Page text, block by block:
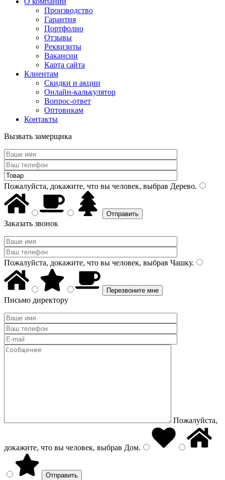
Производство
Гарантия
Портфолио
Отзывы
Реквизиты
Вакансии
Карта сайта
Клиентам
Скидки и акции
Онлайн-калькулятор
Вопрос-ответ
Оптовикам
Контакты
Вызвать замерщика
Пожалуйста, докажите, что вы человек, выбрав Дерево.
Заказать звонок
Пожалуйста, докажите, что вы человек, выбрав Чашку.
Письмо директору
Пожалуйста,
докажите, что вы человек, выбрав Дом.